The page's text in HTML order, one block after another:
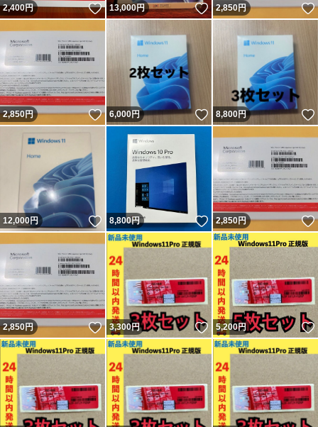
2,400円 いいね！
13,000円 いいね！
2,850円
2,850円 いいね！
6,000円 いいね！
8,800円
12,000円 いいね！
8,800円 いいね！
2,850円
2,850円 いいね！
3,300円 いいね！
5,200円